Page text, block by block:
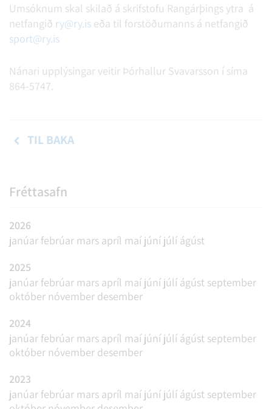
Umsóknum skal skilað á skrifstofu Rangárþings ytra á
netfangið ry@ry.is eða til forstöðumanns á netfangið
sport@ry.is
Nánari upplýsingar veitir Þórhallur Svavarsson í síma
864-5747.
TIL BAKA
Fréttasafn
2026
janúar febrúar mars apríl maí júní júlí ágúst
2025
janúar febrúar mars apríl maí júní júlí ágúst september
október nóvember desember
2024
janúar febrúar mars apríl maí júní júlí ágúst september
október nóvember desember
2023
janúar febrúar mars apríl maí júní júlí ágúst september